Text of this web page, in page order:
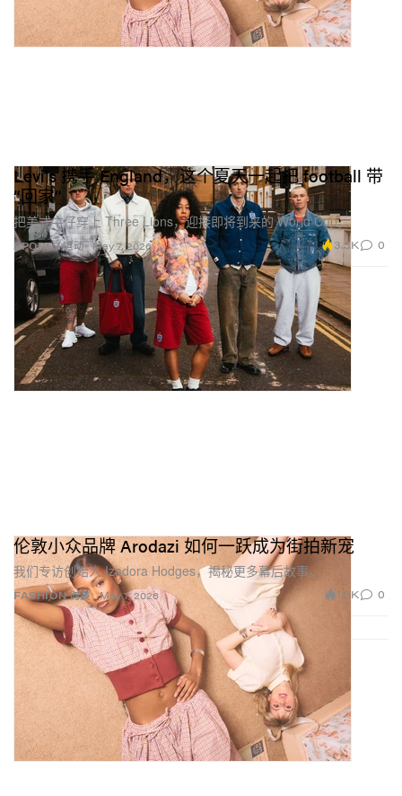
SPORTS 运动
Levi's 携手 England，这个夏天一起把 football 带
“回家”
把美式牛仔穿上 Three Lions，迎接即将到来的 World Cup。
May 7, 2026 3.3K 0
FASHION 时装
伦敦小众品牌 Arodazi 如何一跃成为街拍新宠
我们专访创始人 Izadora Hodges，揭秘更多幕后故事。
May 7, 2026 1.3K 0